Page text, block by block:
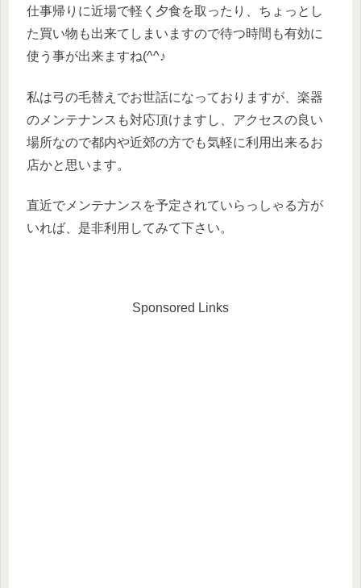
仕事帰りに近場で軽く夕食を取ったり、ちょっとし
た買い物も出来てしまいますので待つ時間も有効に
使う事が出来ますね(^^♪
私は弓の毛替えでお世話になっておりますが、楽器
のメンテナンスも対応頂けますし、アクセスの良い
場所なので都内や近郊の方でも気軽に利用出来るお
店かと思います。
直近でメンテナンスを予定されていらっしゃる方が
いれば、是非利用してみて下さい。
Sponsored Links